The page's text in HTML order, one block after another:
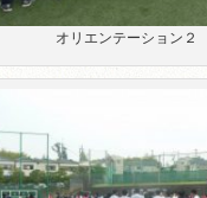
オリエンテーション２